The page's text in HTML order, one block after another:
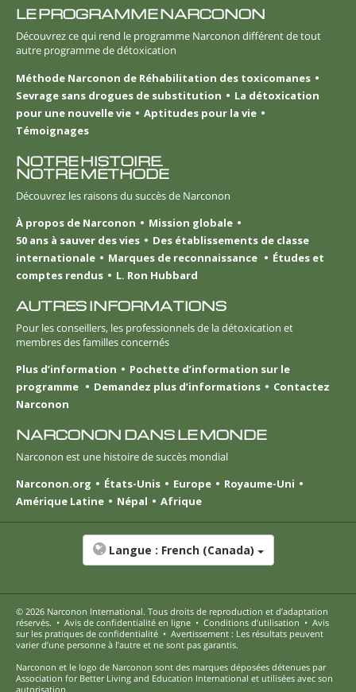
LE PROGRAMME NARCONON
Découvrez ce qui rend le programme Narconon différent de tout
autre programme de détoxication
Méthode Narconon de Réhabilitation des toxicomanes
Sevrage sans drogues de substitution
La détoxication
pour une nouvelle vie
Aptitudes pour la vie
Témoignages
NOTRE HISTOIRE.
NOTRE MÉTHODE
Découvrez les raisons du succès de Narconon
À propos de Narconon
Mission globale
50 ans à sauver des vies
Des établissements de classe
internationale
Marques de reconnaissance
Études et
comptes rendus
L. Ron Hubbard
AUTRES INFORMATIONS
Pour les conseillers, les professionnels de la détoxication et
membres des familles concernés
Plus d’information
Pochette d’information sur le
programme
Demandez plus d’informations
Contactez
Narconon
NARCONON DANS LE MONDE
Narconon est une histoire de succès mondial
Narconon.org
États-Unis Europe
Royaume-Uni
Amérique Latine
Népal Afrique
Langue : French (Canada)
© 2026 Narconon International. Tous droits de reproduction et d’adaptation
réservés. • Avis de confidentialité en ligne • Conditions d’utilisation • Avis
sur les pratiques de confidentialité • Avertissement : Les résultats peuvent
varier d’une personne à l’autre et ne sont pas garantis.
Narconon et le logo de Narconon sont des marques déposées détenues par
Association for Better Living and Education International et utilisées avec son
autorisation.